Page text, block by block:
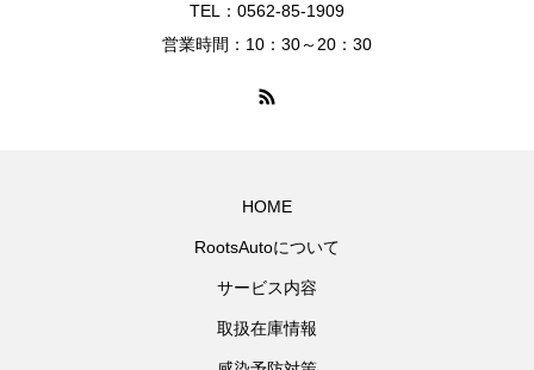
TEL：0562-85-1909
営業時間：10：30～20：30
HOME
RootsAutoについて
サービス内容
取扱在庫情報